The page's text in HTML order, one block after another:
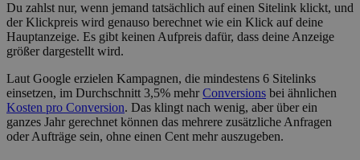
Du zahlst nur, wenn jemand tatsächlich auf einen Sitelink klickt, und
der Klickpreis wird genauso berechnet wie ein Klick auf deine
Hauptanzeige. Es gibt keinen Aufpreis dafür, dass deine Anzeige
größer dargestellt wird.
Laut Google erzielen Kampagnen, die mindestens 6 Sitelinks
einsetzen, im Durchschnitt 3,5% mehrConversions bei ähnlichen
Kosten pro Conversion. Das klingt nach wenig, aber über ein
ganzes Jahr gerechnet können das mehrere zusätzliche Anfragen
oder Aufträge sein, ohne einen Cent mehr auszugeben.